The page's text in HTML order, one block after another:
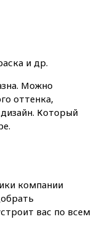
и др.
Можно
оттенка,
Который
компании
вас по всем